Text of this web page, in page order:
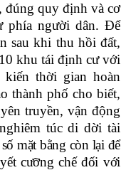
đúng quy định và cơ
phía người dân. Để
sau khi thu hồi đất,
khu tái định cư với
thời gian hoàn
thành phố cho biết,
truyền, vận động
túc di dời tài
mặt bằng còn lại để
cưỡng chế đối với